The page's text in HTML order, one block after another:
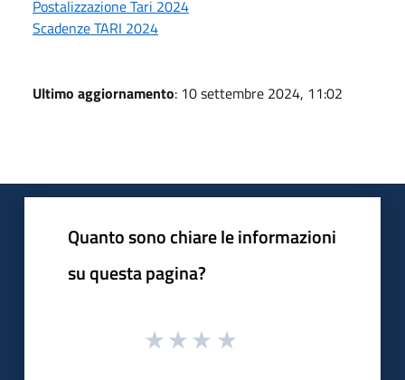
Postalizzazione Tari 2024
Scadenze TARI 2024
Ultimo aggiornamento: 10 settembre 2024, 11:02
Quanto sono chiare le informazioni
su questa pagina?